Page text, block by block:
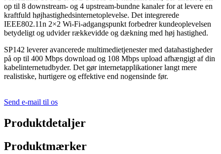
op til 8 downstream- og 4 upstream-bundne kanaler for at levere en
kraftfuld højhastighedsinternetoplevelse. Det integrerede
IEEE802.11n 2×2 Wi-Fi-adgangspunkt forbedrer kundeoplevelsen
betydeligt og udvider rækkevidde og dækning med høj hastighed.
SP142 leverer avancerede multimedietjenester med datahastigheder
på op til 400 Mbps download og 108 Mbps upload afhængigt af din
kabelinternetudbyder. Det gør internetapplikationer langt mere
realistiske, hurtigere og effektive end nogensinde før.
Send e-mail til os
Produktdetaljer
Produktmærker